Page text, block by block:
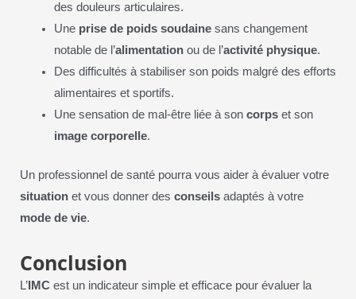
des douleurs articulaires.
Une prise de poids soudaine sans changement
notable de l’alimentation ou de l’activité physique.
Des difficultés à stabiliser son poids malgré des efforts
alimentaires et sportifs.
Une sensation de mal-être liée à soncorps et son
image corporelle.
Un professionnel de santé pourra vous aider à évaluer votre
situationet vous donner des conseilsadaptés à votre
mode de vie.
Conclusion
L’IMCest un indicateur simple et efficace pour évaluer la